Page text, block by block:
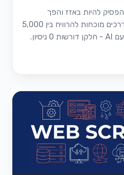
2025 זו השנה שבה AI הפסיק להיות באזז והפך
למכונת כסף. גיליתי 10 דרכים מוכחות להרוויח בין 5,000